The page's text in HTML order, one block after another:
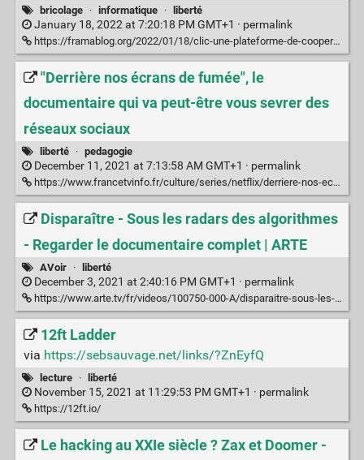
bricolage · informatique · liberté
January 18, 2022 at 7:20:18 PM GMT+1 · permalink
https://framablog.org/2022/01/18/clic-une-plateforme-de-cooperation-tout-terrain/
"Derrière nos écrans de fumée", le
documentaire qui va peut-être vous sevrer des
réseaux sociaux
liberté · pedagogie
December 11, 2021 at 7:13:58 AM GMT+1 · permalink
https://www.francetvinfo.fr/culture/series/netflix/derriere-nos-ecrans-de-fumee-le-documentaire-qui-va-peut-etre-vous-sevrer-des-reseaux-sociaux_4115743.html
Disparaître - Sous les radars des algorithmes
- Regarder le documentaire complet | ARTE
AVoir · liberté
December 3, 2021 at 2:40:16 PM GMT+1 · permalink
https://www.arte.tv/fr/videos/100750-000-A/disparaitre-sous-les-radars-des-algorithmes/
12ft Ladder
via https://sebsauvage.net/links/?ZnEyfQ
lecture · liberté
November 15, 2021 at 11:29:53 PM GMT+1 · permalink
https://12ft.io/
Le hacking au XXIe siècle ? Zax et Doomer -